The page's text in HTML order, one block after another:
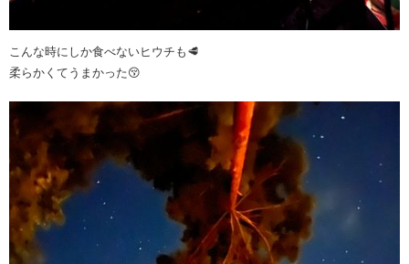
こんな時にしか食べないヒウチも🥩
柔らかくてうまかった😚